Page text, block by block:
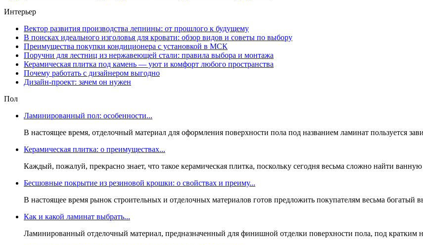
Интерьер
Вектор развития производства лепнины: от прошлого к будущему
В поисках идеального изголовья для кровати: обзор видов и советы по выбору
Преимущества покупки кондиционера с установкой в МСК
Поручни для лестниц из нержавеющей стали: правила выбора и монтажа
Керамическая плитка под камень — уют и комфорт любого пространства
Почему работать с дизайнером выгодно
Дизайн-проект: зачем он нужен
Пол
Ламинированный пол: особенности...
В настоящее время, отделочный материал для оформления поверхности пола под названием ламинат пользуется
Керамическая плитка: о преимуществах...
Каждый, пожалуй, прекрасно знает, что такое керамическая плитка, поскольку сегодня весьма сложно найти
Бесшовные покрытие из резиновой крошки: о свойствах и преиму...
В настоящее время рынок строительных и отделочных материалов готов предложить покупателям весьма богатый
Как и какой ламинат выбрать...
Ламинированный отделочный материал, предназначенный для финишной отделки поверхности пола, под кратким